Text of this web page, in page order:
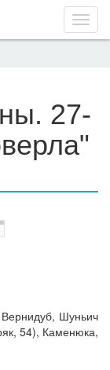
27-
Шуньич
54), Каменюка,